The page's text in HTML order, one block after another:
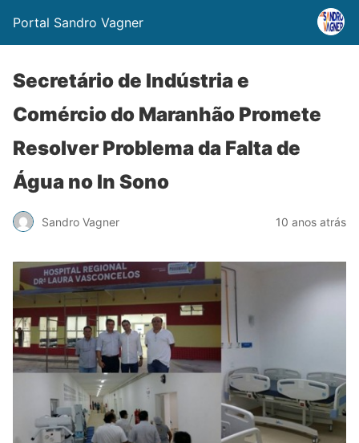
Portal Sandro Vagner
Secretário de Indústria e
Comércio do Maranhão Promete
Resolver Problema da Falta de
Água no In Sono
Sandro Vagner 10 anos atrás